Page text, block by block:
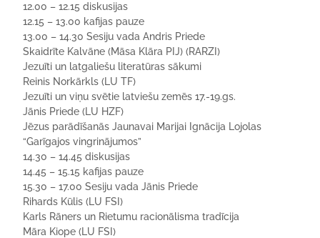
12.00 – 12.15 diskusijas
12.15 – 13.00 kafijas pauze
13.00 – 14.30 Sesiju vada Andris Priede
Skaidrīte Kalvāne (Māsa Klāra PIJ) (RARZI)
Jezuīti un latgaliešu literatūras sākumi
Reinis Norkārkls (LU TF)
Jezuīti un viņu svētie latviešu zemēs 17.-19.gs.
Jānis Priede (LU HZF)
Jēzus parādīšanās Jaunavai Marijai Ignācija Lojolas
“Garīgajos vingrinājumos”
14.30 – 14.45 diskusijas
14.45 – 15.15 kafijas pauze
15.30 – 17.00 Sesiju vada Jānis Priede
Rihards Kūlis (LU FSI)
Karls Rāners un Rietumu racionālisma tradīcija
Māra Kiope (LU FSI)